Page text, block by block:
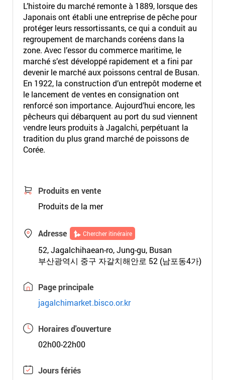
L’histoire du marché remonte à 1889, lorsque des
Japonais ont établi une entreprise de pêche pour
protéger leurs ressortissants, ce qui a conduit au
regroupement de marchands coréens dans la
zone. Avec l’essor du commerce maritime, le
marché s’est développé rapidement et a fini par
devenir le marché aux poissons central de Busan.
En 1922, la construction d’un entrepôt moderne et
le lancement de ventes en consignation ont
renforcé son importance. Aujourd’hui encore, les
pêcheurs qui débarquent au port du sud viennent
vendre leurs produits à Jagalchi, perpétuant la
tradition du plus grand marché de poissons de
Corée.
Produits en vente
Produits de la mer
Adresse Chercher itinéraire
52, Jagalchihaean-ro, Jung-gu, Busan
부산광역시 중구 자갈치해안로 52 (남포동4가)
Page principale
jagalchimarket.bisco.or.kr
Horaires d'ouverture
02h00-22h00
Jours fériés